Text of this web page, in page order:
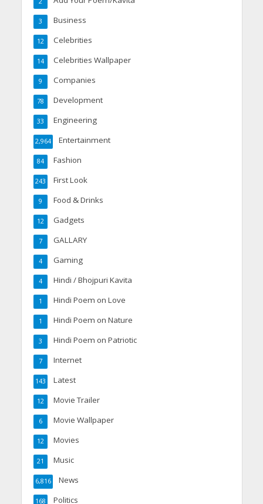
Business
3
Celebrities
12
Celebrities Wallpaper
14
Companies
9
Development
78
Engineering
33
Entertainment
2,964
Fashion
84
First Look
243
Food & Drinks
9
Gadgets
12
GALLARY
7
Gaming
4
Hindi / Bhojpuri Kavita
4
Hindi Poem on Love
1
Hindi Poem on Nature
1
Hindi Poem on Patriotic
3
Internet
7
Latest
143
Movie Trailer
12
Movie Wallpaper
6
Movies
12
Music
21
News
6,816
Politics
168